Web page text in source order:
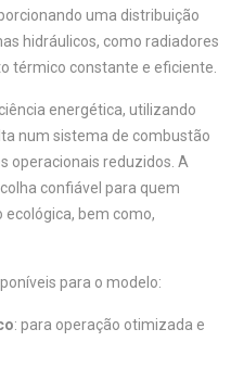
uma distribuição
hidráulicos, como radiadores
térmico constante e eficiente.
energética, utilizando
num sistema de combustão
operacionais reduzidos. A
confiável para quem
bem como,
para o modelo:
: para operação otimizada e